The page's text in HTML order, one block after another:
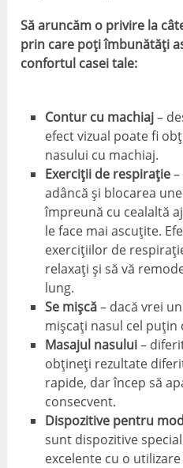
Să aruncăm o privire la
prin care poți îmbunătăți
confortul casei tale:
Contur cu machiaj–
efect vizual poate fi
nasului cu machiaj.
Exerciții de respirație–
adâncă și blocarea
împreună cu cealaltă
le face mai ascuțite.
exercițiilor de
relaxați și să vă
lung.
Se mișcă– dacă vrei
mișcați nasul cel puțin
Masajul nasului–
obțineți rezultate
rapide, dar încep să
consecvent.
Dispozitive pentru
sunt dispozitive
excelente cu o